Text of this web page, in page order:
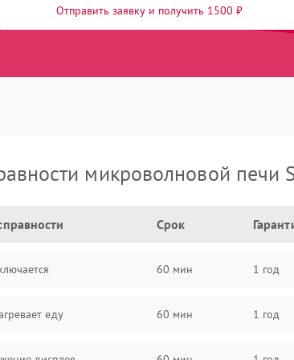
Отправить заявку и получить 1500 ₽
микроволновой печи
Срок
60 мин 1 год
еду 60 мин 1 год